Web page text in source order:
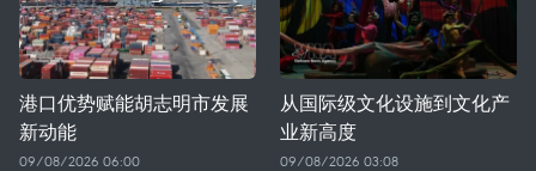
港口优势赋能胡志明市发展
新动能
09/08/2026 06:00
从国际级文化设施到文化产
业新高度
09/08/2026 03:08